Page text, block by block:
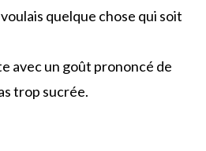
quelque chose qui soit
avec un goût prononcé de
trop sucrée.